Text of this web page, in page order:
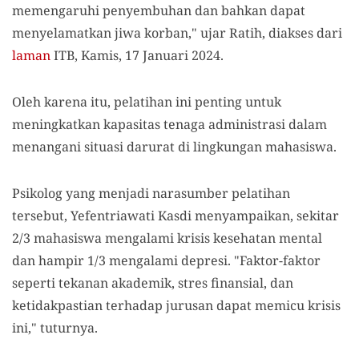
memengaruhi penyembuhan dan bahkan dapat
menyelamatkan jiwa korban," ujar Ratih, diakses dari
lamanITB, Kamis, 17 Januari 2024.
Oleh karena itu, pelatihan ini penting untuk
meningkatkan kapasitas tenaga administrasi dalam
menangani situasi darurat di lingkungan mahasiswa.
Psikolog yang menjadi narasumber pelatihan
tersebut, Yefentriawati Kasdi menyampaikan, sekitar
2/3 mahasiswa mengalami krisis kesehatan mental
dan hampir 1/3 mengalami depresi. "Faktor-faktor
seperti tekanan akademik, stres finansial, dan
ketidakpastian terhadap jurusan dapat memicu krisis
ini," tuturnya.